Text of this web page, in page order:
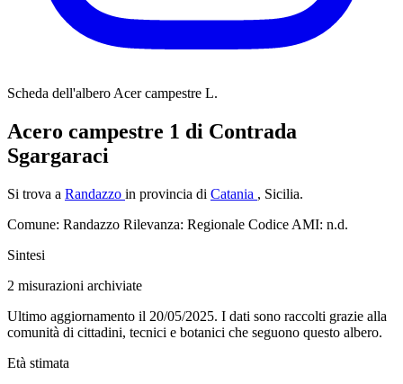
Scheda dell'albero Acer campestre L.
Acero campestre 1 di Contrada
Sgargaraci
Si trova a Randazzo in provincia di Catania , Sicilia.
Comune: Randazzo Rilevanza: Regionale Codice AMI: n.d.
Sintesi
2 misurazioni archiviate
Ultimo aggiornamento il 20/05/2025. I dati sono raccolti grazie alla
comunità di cittadini, tecnici e botanici che seguono questo albero.
Età stimata